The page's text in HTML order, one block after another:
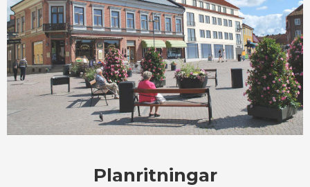
Planritningar